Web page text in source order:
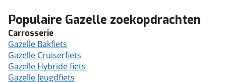
Populaire Gazelle zoekopdrachten
Carrosserie
Gazelle Bakfiets
Gazelle Cruiserfiets
Gazelle Hybride fiets
Gazelle Jeugdfiets